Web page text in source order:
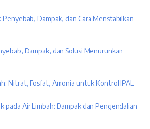
Penyebab, Dampak, dan Cara Menstabilkan
Dampak, dan Solusi Menurunkan
Nitrat, Fosfat, Amonia untuk Kontrol IPAL
pada Air Limbah: Dampak dan Pengendalian